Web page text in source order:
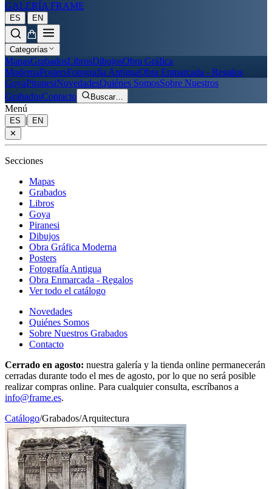
GALERÍA FRAME
ES | EN
Categorías
MapasGrabadosLibrosDibujosObra Gráfica
ModernaPostersFotografía AntiguaObra Enmarcada - Regalos
GoyaPiranesiNovedadesQuiénes SomosSobre Nuestros
GrabadosContacto Buscar…
Menú
ES |
EN
✕
Secciones
Mapas
Grabados
Libros
Goya
Piranesi
Dibujos
Obra Gráfica Moderna
Posters
Fotografía Antigua
Obra Enmarcada - Regalos
Ver todo el catálogo
Novedades
Quiénes Somos
Sobre Nuestros Grabados
Contacto
Cerrado en agosto: nuestra galería y la tienda online permanecerán
cerradas durante todo el mes de agosto, por lo que no será posible
realizar compras online. Para cualquier consulta, escríbanos a
info@frame.es.
Catálogo/Grabados/Arquitectura